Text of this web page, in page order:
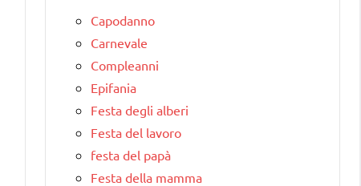
Capodanno
Carnevale
Compleanni
Epifania
Festa degli alberi
Festa del lavoro
festa del papà
Festa della mamma